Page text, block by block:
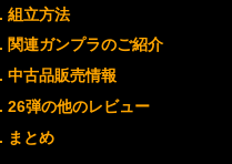
組立方法
関連ガンプラのご紹介
中古品販売情報
26弾の他のレビュー
まとめ